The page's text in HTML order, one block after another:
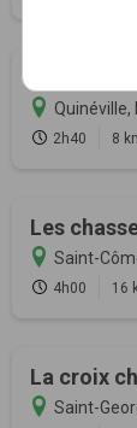
Quinéville,
2h40 8
Les
Saint-
4h00 16
La croix
Saint-